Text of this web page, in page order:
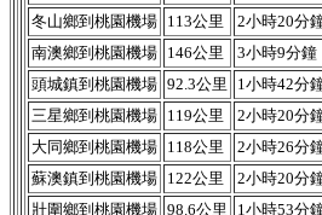
冬山鄉到桃園機場 113公里 2小時20分
南澳鄉到桃園機場 146公里 3小時9分鐘
頭城鎮到桃園機場 92.3公里 1小時42分
三星鄉到桃園機場 119公里 2小時20分
大同鄉‎到桃園機場 118公里 2小時26分
蘇澳鎮到桃園機場 122公里 2小時20分
壯圍鄉到桃園機場 98.6公里 1小時53分